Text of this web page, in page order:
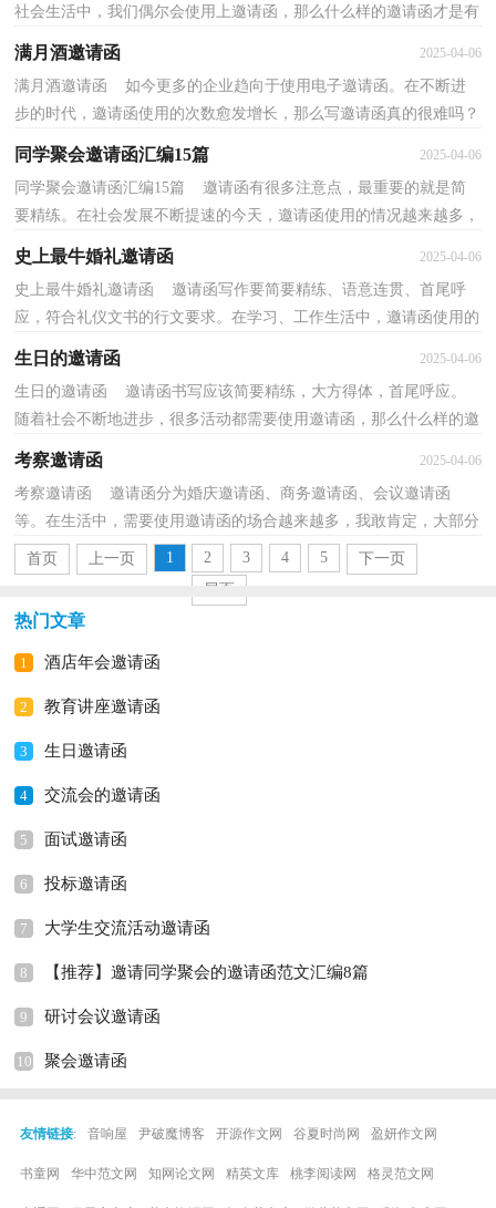
社会生活中，我们偶尔会使用上邀请函，那么什么样的邀请函才是有
满月酒邀请函 2025-04-06
满月酒邀请函 如今更多的企业趋向于使用电子邀请函。在不断进
步的时代，邀请函使用的次数愈发增长，那么写邀请函真的很难吗？
同学聚会邀请函汇编15篇 2025-04-06
同学聚会邀请函汇编15篇 邀请函有很多注意点，最重要的就是简
要精练。在社会发展不断提速的今天，邀请函使用的情况越来越多，
史上最牛婚礼邀请函 2025-04-06
史上最牛婚礼邀请函 邀请函写作要简要精练、语意连贯、首尾呼
应，符合礼仪文书的行文要求。在学习、工作生活中，邀请函使用的
生日的邀请函 2025-04-06
生日的邀请函 邀请函书写应该简要精练，大方得体，首尾呼应。
随着社会不断地进步，很多活动都需要使用邀请函，那么什么样的邀
请函才是有效的呢？下面是小编收集整理的生日的邀请函...
考察邀请函 2025-04-06
考察邀请函 邀请函分为婚庆邀请函、商务邀请函、会议邀请函
等。在生活中，需要使用邀请函的场合越来越多，我敢肯定，大部分
人都对拟定邀请函很是头疼的，以下是小编收集整理的考...
首页 上一页 1 2 3 4 5
下一页
尾页
热门文章
1 酒店年会邀请函
2 教育讲座邀请函
3 生日邀请函
4 交流会的邀请函
5 面试邀请函
6 投标邀请函
7 大学生交流活动邀请函
8 【推荐】邀请同学聚会的邀请函范文汇编8篇
9 研讨会议邀请函
10 聚会邀请函
友情链接: 音响屋 尹破魔博客 开源作文网 谷夏时尚网 盈妍作文网
书童网 华中范文网 知网论文网 精英文库 桃李阅读网 格灵范文网